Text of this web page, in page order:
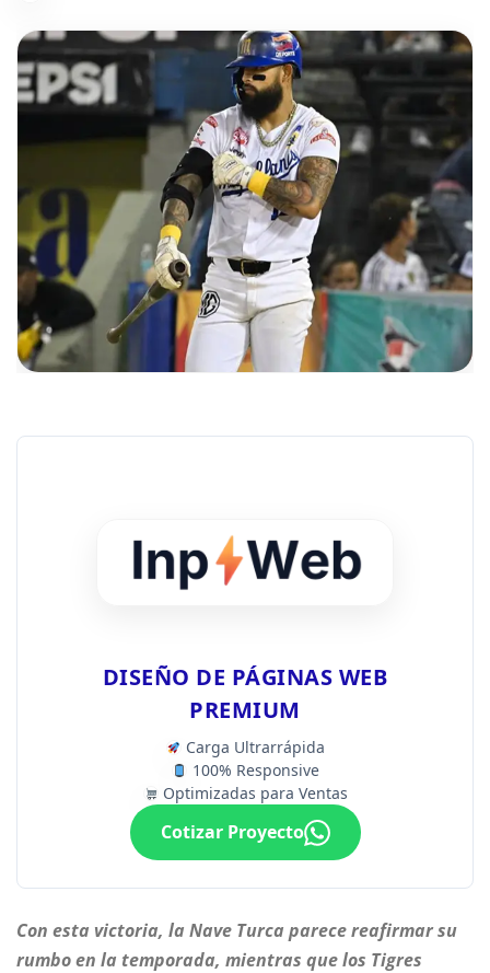
DISEÑO DE PÁGINAS WEB
PREMIUM
Carga Ultrarrápida
100% Responsive
Optimizadas para Ventas
Cotizar Proyecto
Con esta victoria, la Nave Turca parece reafirmar su
rumbo en la temporada, mientras que los Tigres